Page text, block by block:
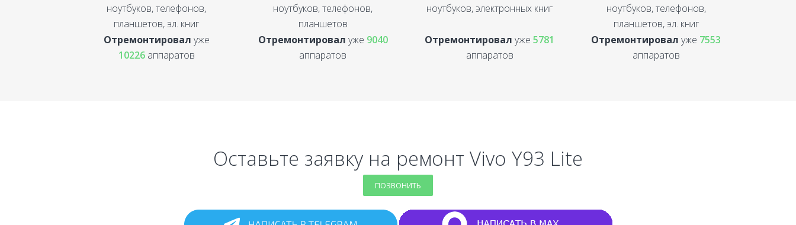
ноутбуков, телефонов,
планшетов, эл. книг
Отремонтировал уже
10226аппаратов
ноутбуков, телефонов,
планшетов
Отремонтировал уже 9040
аппаратов
ноутбуков, электронных книг
Отремонтировалуже5781
аппаратов
ноутбуков, телефонов,
планшетов, эл. книг
Отремонтировалуже 7553
аппаратов
Оставьте заявку на ремонт Vivo Y93 Lite
ПОЗВОНИТЬ